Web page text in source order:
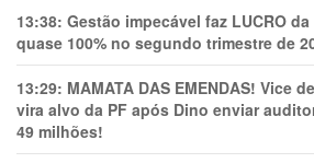
13:38: Gestão impecável faz LUCRO
quase 100% no segundo trimestre de
13:29: MAMATA DAS EMENDAS! Vice
vira alvo da PF após Dino enviar
49 milhões!